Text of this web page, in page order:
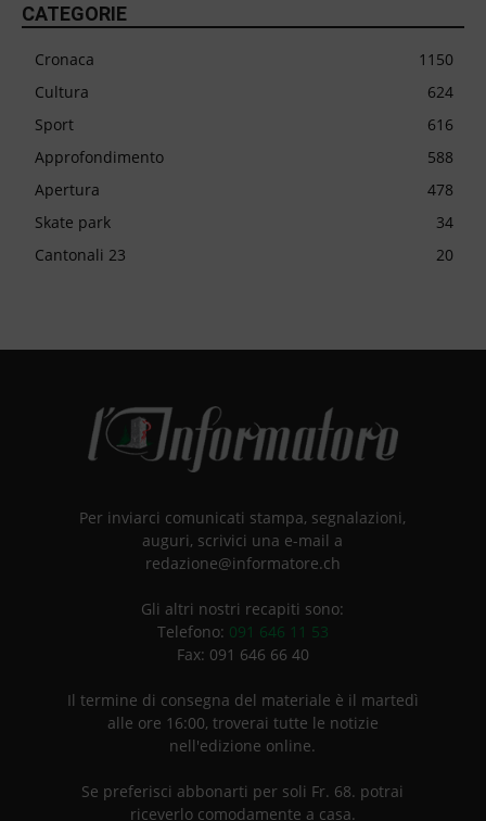
CATEGORIE
Cronaca
1150
Cultura
624
Sport
616
Approfondimento
588
Apertura
478
Skate park
34
Cantonali 23
20
Per inviarci comunicati stampa, segnalazioni,
auguri, scrivici una e-mail a
redazione@informatore.ch
Gli altri nostri recapiti sono:
Telefono: 091 646 11 53
Fax: 091 646 66 40
Il termine di consegna del materiale è il martedì
alle ore 16:00, troverai tutte le notizie
nell'edizione online.
Se preferisci abbonarti per soli Fr. 68. potrai
riceverlo comodamente a casa.